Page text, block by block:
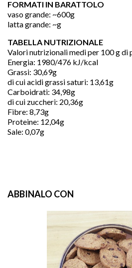
FORMATI IN BARATTOLO
vaso grande: ~600g
latta grande: ~g
TABELLA NUTRIZIONALE
Valori nutrizionali medi per 100 g di
Energia: 1980/476 kJ/kcal
Grassi: 30,69g
di cui acidi grassi saturi: 13,61g
Carboidrati: 34,98g
di cui zuccheri: 20,36g
Fibre: 8,73g
Proteine: 12,04g
Sale: 0,07g
ABBINALO CON